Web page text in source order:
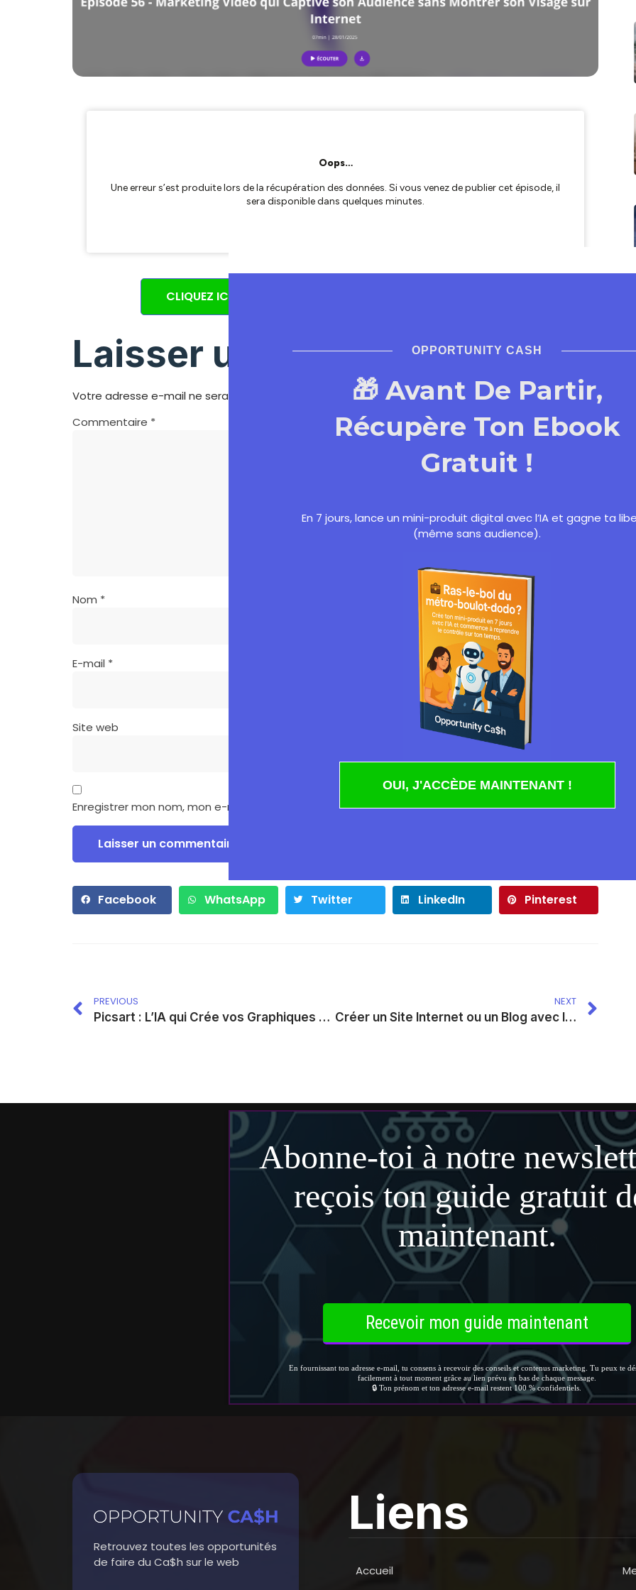
CLIQUEZ ICI POUR CRÉER VOS VIDÉOS SANS VOUS MONTREZ !
Laisser un commentaire
Votre adresse e-mail ne sera pas publiée. Les champs obligatoires sont indiqués avec*
Commentaire *
Nom *
E-mail *
Site web
Enregistrer mon nom, mon e-mail et mon site dans le navigateur pour mon prochain commentaire.
Facebook WhatsApp Twitter LinkedIn Pinterest
PREVIOUS
Picsart : L’IA qui Crée vos Graphiques en Photos Réalistes pour Promouvoir Votre Entreprise (y compris les Vidéos)
NEXT
Créer un Site Internet ou un Blog avec l’IA Gamma en 3 Clics Seulement : La Solution Clé en Main pour Votre Présence en Ligne
Retrouvez toutes les opportunités
de faire du Ca$h sur le web
Liens
Accueil
OPPORTUNITY CASH
🎁 Avant De Partir,
Récupère Ton Ebook
Gratuit !
En 7 jours, lance un mini-produit digital avec l’IA et gagne ta
(même sans audience).
OUI, J'ACCÈDE MAINTENANT !